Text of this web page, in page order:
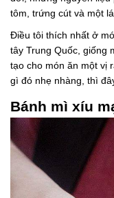
tôm, trứng cút và một
Điều tôi thích nhất ở
tây Trung Quốc, giống
tạo cho món ăn một vị
gì đó nhẹ nhàng, thì
Bánh mì xíu